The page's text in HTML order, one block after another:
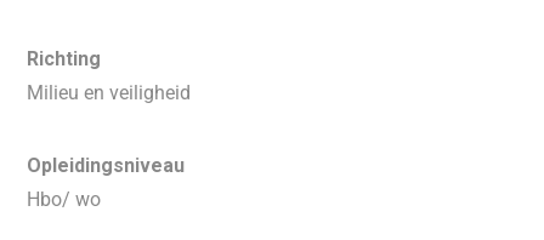
Richting
Milieu en veiligheid
Opleidingsniveau
Hbo/ wo